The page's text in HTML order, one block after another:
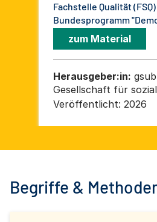
Fachstelle Qualität
Bundesprogramm
leben!". Qe-Briefing Nr. 2
zum Material
Herausgeber:in:
Gesellschaft für
Veröffentlicht: 2026
Begriffe &